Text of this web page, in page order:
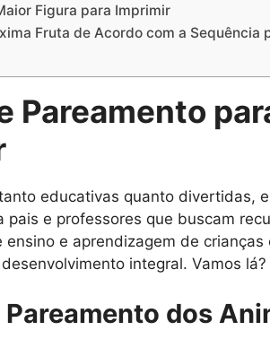
Figura para Imprimir
Fruta de Acordo com a Sequência
Pareamento
educativas quanto divertidas,
pais e professores que buscam
ensino e aprendizagem de
integral. Vamos lá?
Pareamento dos